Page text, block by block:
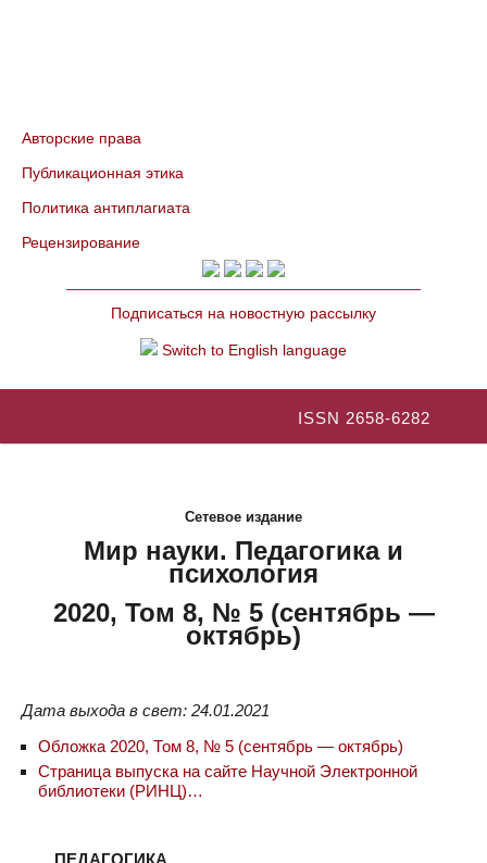
Авторские права
Публикационная этика
Политика антиплагиата
Рецензирование
Подписаться на новостную рассылку
Switch to English language
ISSN 2658-6282
Сетевое издание
Мир науки. Педагогика и
психология
2020, Том 8, № 5 (сентябрь —
октябрь)
Дата выхода в свет: 24.01.2021
Обложка 2020, Том 8, № 5 (сентябрь — октябрь)
Страница выпуска на сайте Научной Электронной
библиотеки (РИНЦ)…
ПЕДАГОГИКА